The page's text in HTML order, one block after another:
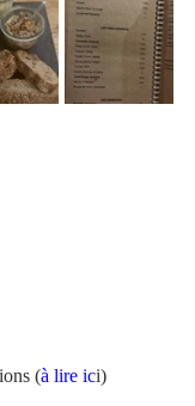
(à lire ici)